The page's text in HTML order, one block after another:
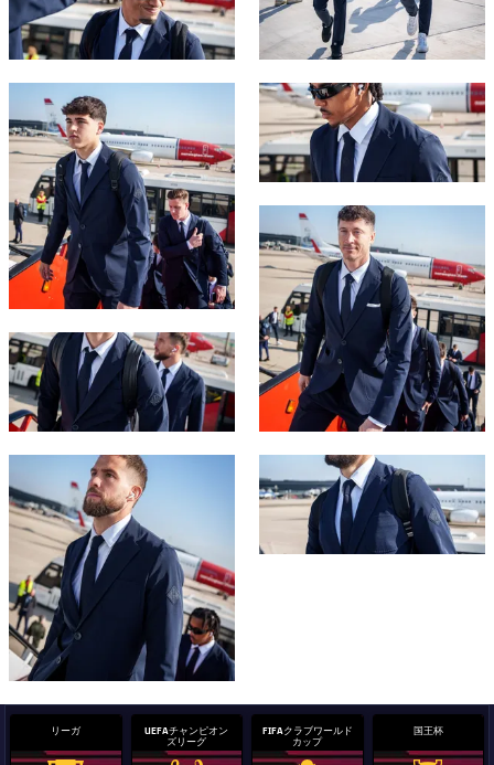
結果
順位表
スケジュール
チケット
結果
順位表
PLUSICON
LABEL.ARIA.PLUS
トップチーム
plusicon
label.aria.plus
スケジュール
チケット
結果
PLUSICON
LABEL.ARIA.PLUS
トップチーム
plusicon
label.aria.plus
スケジュール
チケット
結果
FC Barcelona club badge
FC Barcelona club badge
FC Barcelona club badge
FC Barcelona club badge
FC Barcelona club badge
FC Barcelona club badge
リーガ
UEFAチャンピオン
ズリーグ
FIFAクラブワールド
カップ
国王杯